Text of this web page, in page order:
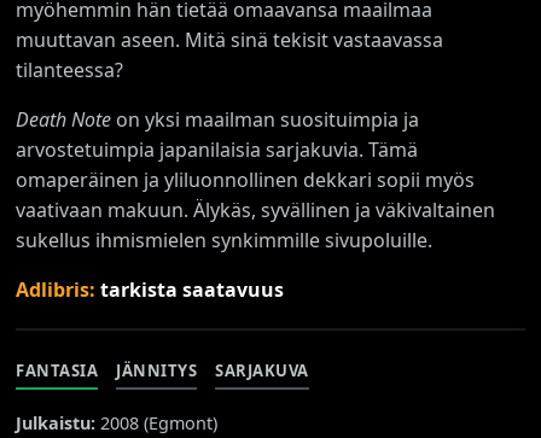
myöhemmin hän tietää omaavansa maailmaa
muuttavan aseen. Mitä sinä tekisit vastaavassa
tilanteessa?
Death Note on yksi maailman suosituimpia ja
arvostetuimpia japanilaisia sarjakuvia. Tämä
omaperäinen ja yliluonnollinen dekkari sopii myös
vaativaan makuun. Älykäs, syvällinen ja väkivaltainen
sukellus ihmismielen synkimmille sivupoluille.
Adlibris:tarkista saatavuus
FANTASIA JÄNNITYS SARJAKUVA
Julkaistu: 2008 (Egmont)